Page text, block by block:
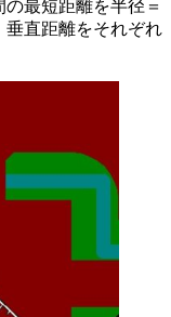
最短距離を半径＝
垂直距離をそれぞれ